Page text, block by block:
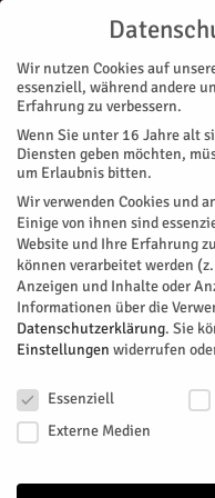
Start Magazin Gesundheit
MAGAZIN GESUNDHEIT
Physiotherapie
Das Jülicher
Physiotherapeutische
Das Team von Mirjam
Linnicher Krankenhaus in
Abteilung hat auch eine
Behandlungsräume im
VonHERZOG Redaktion -
Wir nutzen Cookies auf
essenziell, während andere
Erfahrung zu verbessern.
Wenn Sie unter 16 Jahre alt
Diensten geben möchten,
um Erlaubnis bitten.
Wir verwenden Cookies und
Einige von ihnen sind
Website und Ihre Erfahrung
können verarbeitet werden
Anzeigen und Inhalte oder
Informationen über die
Datenschutzerklärung. Sie
Einstellungen widerrufen
Essenziell
Externe Medien